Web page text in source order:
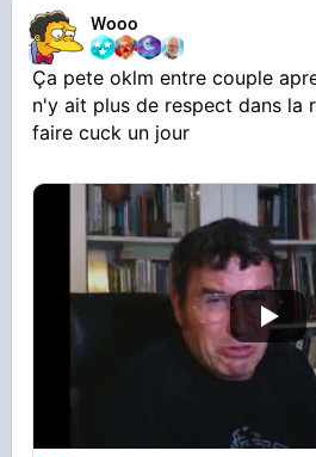
Wooo
Ça pete oklm entre couple
n'y ait plus de respect dans la
faire cuck un jour